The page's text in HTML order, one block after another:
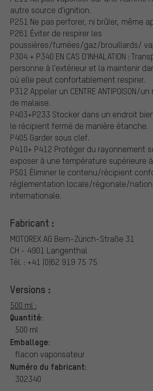
autre source d'ignition.
P251 Ne pas perforer, ni brûler, même
P261 Éviter de respirer les
poussières/fumées/gaz/brouillards/
P304 + P340 EN CAS D'INHALATION :
personne à l'extérieur et la maintenir
où elle peut confortablement respirer.
P312 Appeler un CENTRE ANTIPOISON/
de malaise.
P403+P233 Stocker dans un endroit
le récipient fermé de manière étanche.
P405 Garder sous clef.
P410+ P412 Protéger du rayonnement
exposer à une température supérieure
P501 Éliminer le contenu/récipient
réglementation locale/régionale/
internationale.
Fabricant :
MOTOREX AG Bern-Zürich-Straße 31
CH - 4901 Langenthal
Tél. : +41 (0)62 919 75 75
Versions :
500 ml :
Quantité:
500 ml
Emballage:
flacon vaporisateur
Numéro du fabricant:
302340